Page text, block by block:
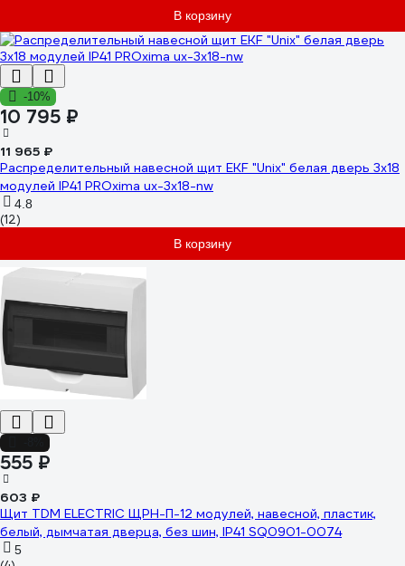
В корзину
-10%
10 795 ₽
11 965 ₽
Распределительный навесной щит EKF "Unix" белая дверь 3х18
модулей IP41 PROxima ux-3x18-nw
4.8
(12)
В корзину
555 ₽
603 ₽
Щит TDM ELECTRIC ЩРН-П-12 модулей, навесной, пластик,
белый, дымчатая дверца, без шин, IP41 SQ0901-0074
5